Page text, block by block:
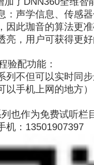
：声学信息、传感
因此珈音的算法更
亮，用户可获得更好
验配功能：
列不但可以实时同
以手机上网的地方
也作为免费试听栏
机：13501907397